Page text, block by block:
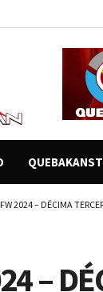
2024 – DÉCIMA
–